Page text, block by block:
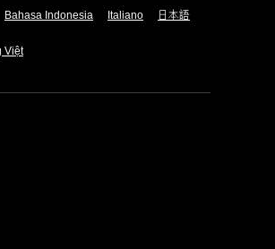
Bahasa Indonesia Italiano 日本語
Việt